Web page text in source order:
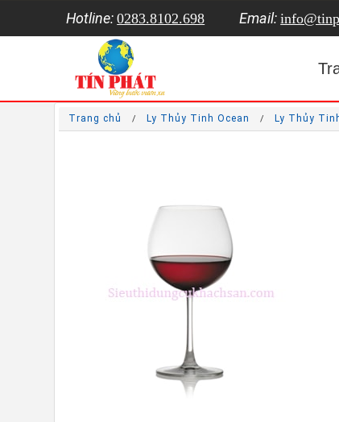
Hotline: 0283.8102.698 Email:
Trang chủ / Ly Thủy Tinh Ocean / Ly Thủy